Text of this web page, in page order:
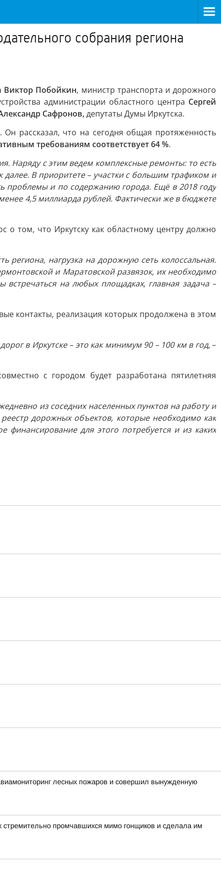
собрания региона
Виктор Побойкин, министр транспорта и дорожного
администрации областного центра Сергей
Сафронов,депутаты Думы Иркутска.
. Он рассказал, что на сегодня общая протяженность
требованиям соответствует 64 %.
Наряду с этим ведем комплексные ремонты: то есть
далее. В приоритете – участки с большим трафиком и
проблемы и по содержанию города. Ещё в 2018 году
4,5 миллиарда рублей. Фактически же в бюджете
о том, что Иркутску как областному центру должно
региона, нагрузка на дорожную сеть колоссальная.
и Маратовской развязок, их необходимо
на любых площадках, главная задача –
контакты, реализация которых продолжена в этом
в Иркутске – это как минимум 90 – 100 км в год, –
с городом будет разработана пятилетняя
из соседних населенных пунктов на работу и
дорожных объектов, которые необходимо как
для этого потребуется и из каких
лесных пожаров и совершил вынужденную
стремительно промчавшихся мимо гонщиков и сделала им